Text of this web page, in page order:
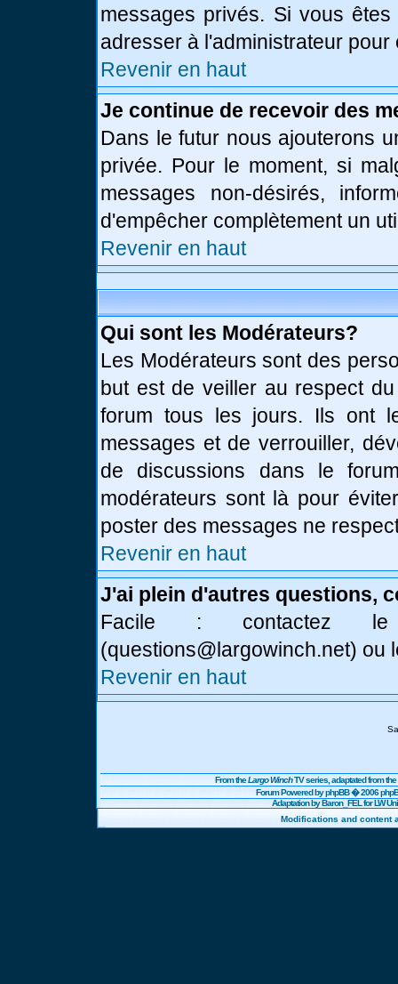
messages privés. Si vous
adresser à l'administrateur
Revenir en haut
Je continue de recevoir des
Dans le futur nous ajouterons
privée. Pour le moment, si
messages non-désirés,
d'empêcher complètement un
Revenir en haut
Qui sont les Modérateurs?
Les Modérateurs sont des
but est de veiller au respect
forum tous les jours. Ils ont
messages et de verrouiller,
de discussions dans le
modérateurs sont là pour
poster des messages ne
Revenir en haut
J'ai plein d'autres questions,
Facile : contactez
(questions@largowinch.net) ou
Revenir en haut
From theLargo WinchTV series, adaptated from
Forum Powered byphpBB� 2006
Adaptation by Baron_FEL for LW
Modifications and content